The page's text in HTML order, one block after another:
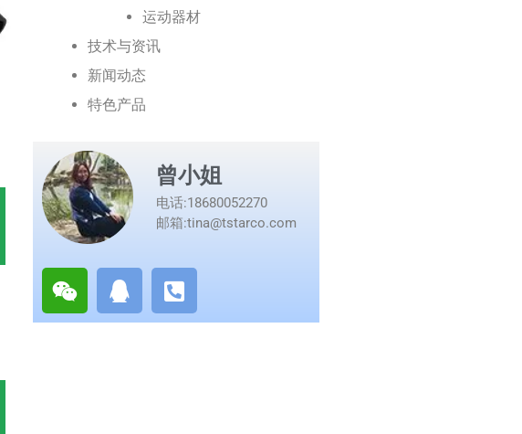
运动器材
技术与资讯
新闻动态
特色产品
曾小姐
电话:18680052270
邮箱:tina@tstarco.com